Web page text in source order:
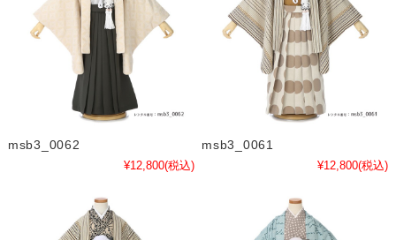
msb3_0062
¥12,800(税込)
msb3_0061
¥12,800(税込)